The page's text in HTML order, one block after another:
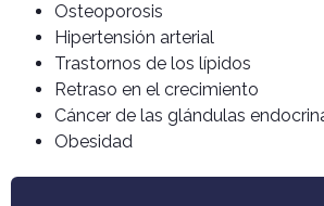
Osteoporosis
Hipertensión arterial
Trastornos de los lípidos
Retraso en el crecimiento
Cáncer de las glándulas
Obesidad